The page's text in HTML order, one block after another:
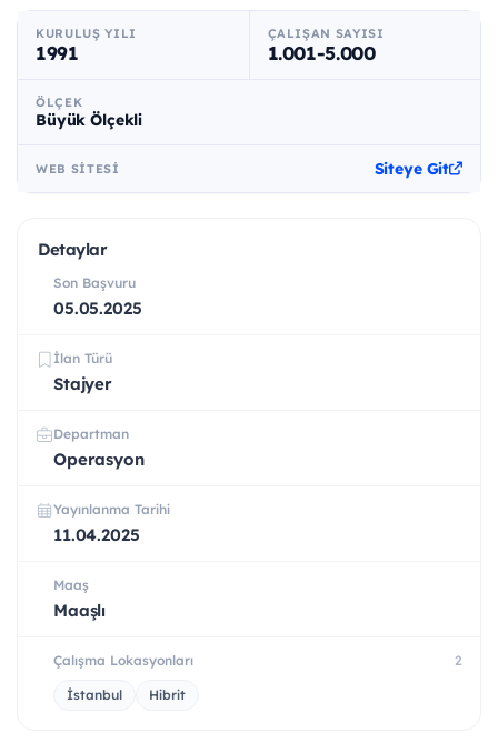
KURULUŞ YILI
1991
ÇALIŞAN SAYISI
1.001-5.000
ÖLÇEK
Büyük Ölçekli
WEB SITESI Siteye Git
Detaylar
Son Başvuru
05.05.2025
İlan Türü
Stajyer
Departman
Operasyon
Yayınlanma Tarihi
11.04.2025
Maaş
Maaşlı
Çalışma Lokasyonları 2
İstanbul Hibrit